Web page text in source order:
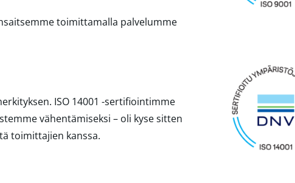
toimittamalla palvelumme
ISO 14001 -sertifiointimme
vähentämiseksi – oli kyse sitten
toimittajien kanssa.